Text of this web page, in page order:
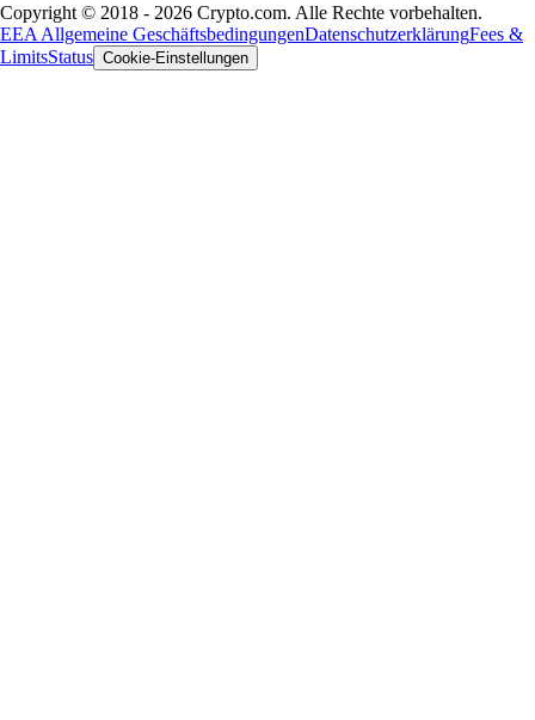
Copyright © 2018 - 2026 Crypto.com. Alle Rechte vorbehalten.
EEA Allgemeine GeschäftsbedingungenDatenschutzerklärungFees &
LimitsStatus Cookie-Einstellungen